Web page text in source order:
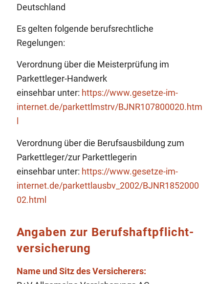
Deutschland
Es gelten folgende berufsrechtliche
Regelungen:
Verordnung über die Meisterprüfung im
Parkettleger-Handwerk
einsehbar unter: https://www.gesetze-im-
internet.de/parkettlmstrv/BJNR107800020.htm
Verordnung über die Berufsausbildung zum
Parkettleger/zur Parkettlegerin
einsehbar unter: https://www.gesetze-im-
internet.de/parkettlausbv_2002/BJNR1852000
02.html
Angaben zur Berufs­haftpflicht­
versicherung
Name und Sitz des Versicherers: